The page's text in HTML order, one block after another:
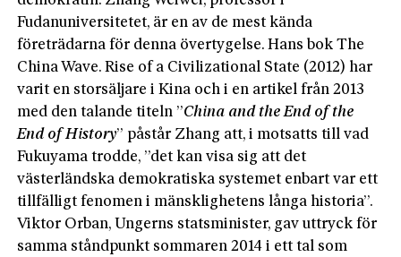
Fudanuniversitetet, är en av de mest kända
företrädarna för denna övertygelse. Hans bok The
China Wave. Rise of a Civilizational State (2012) har
varit en storsäljare i Kina och i en artikel från 2013
med den talande titeln ”China and the End of the
End of History” påstår Zhang att, i motsatts till vad
Fukuyama trodde, ”det kan visa sig att det
västerländska demokratiska systemet enbart var ett
tillfälligt fenomen i mänsklighetens långa historia”.
Viktor Orban, Ungerns statsminister, gav uttryck för
samma ståndpunkt sommaren 2014 i ett tal som